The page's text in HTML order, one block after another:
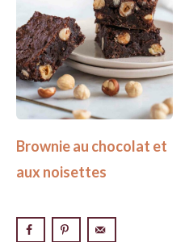
Brownie au chocolat et
aux noisettes